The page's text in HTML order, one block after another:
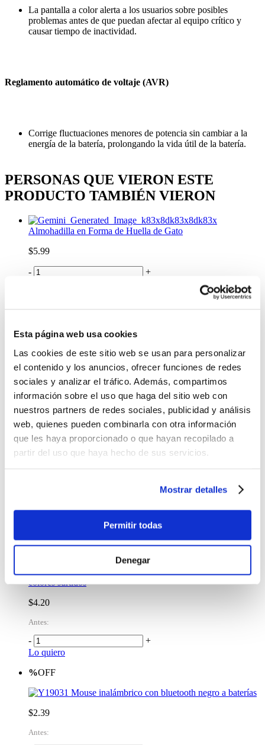
Esta página web usa cookies
Las cookies de este sitio web se usan para personalizar
el contenido y los anuncios, ofrecer funciones de redes
sociales y analizar el tráfico. Además, compartimos
información sobre el uso que haga del sitio web con
nuestros partners de redes sociales, publicidad y análisis
web, quienes pueden combinarla con otra información
que les haya proporcionado o que hayan recopilado a
partir del uso que haya hecho de sus servicios.
Mostrar detalles
Permitir todas
Denegar
La pantalla a color alerta a los usuarios sobre posibles
problemas antes de que puedan afectar al equipo crítico y
causar tiempo de inactividad.
Reglamento automático de voltaje (AVR)
Corrige fluctuaciones menores de potencia sin cambiar a la
energía de la batería, prolongando la vida útil de la batería.
PERSONAS QUE VIERON ESTE
PRODUCTO TAMBIÉN VIERON
Almohadilla en Forma de Huella de Gato
$5.99
-
+
Teclado ergonómico inalámbrico Logitech Wave
Lo quiero
%OFF
Combo Logitech MK120 teclado y mouse clásico
$18.00
Antes:
-
+
Mouse óptico con cable tipo C 7D con luces LED
colores surtidos
$4.20
Antes:
-
+
Lo quiero
%OFF
Mouse inalámbrico con bluetooth negro a baterías
$2.39
Antes: